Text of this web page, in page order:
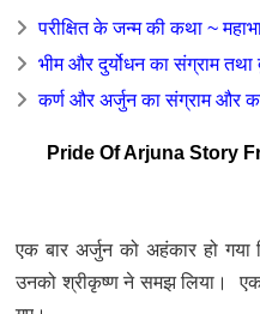
परीक्षित के जन्म की कथा ~
भीम और दुर्योधन का संग्राम
कर्ण और अर्जुन का संग्राम और
Pride Of Arjuna Story
एक बार अर्जुन को अहंकार हो
उनको श्रीकृष्ण ने समझ लिया।